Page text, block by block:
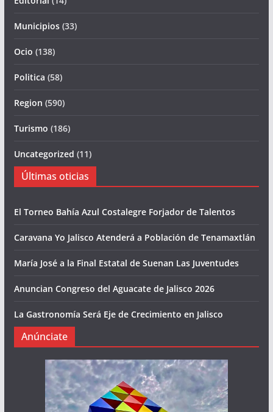
Municipios(33)
Ocio (138)
Politica (58)
Region (590)
Turismo (186)
Uncategorized (11)
Últimas oticias
El Torneo Bahía Azul Costalegre Forjador de Talentos
Caravana Yo Jalisco Atenderá a Población de Tenamaxtlán
María José a la Final Estatal de Suenan Las Juventudes
Anuncian Congreso del Aguacate de Jalisco 2026
La Gastronomía Será Eje de Crecimiento en Jalisco
Anúnciate